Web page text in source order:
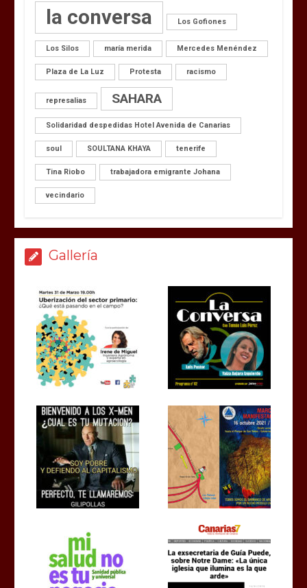
la conversa Los Gofiones
Los Silos maría merida Mercedes Menéndez
Plaza de La Luz Protesta racismo
represalias SAHARA
Solidaridad despedidas Hotel Avenida de Canarias
soul SOULTANA KHAYA tenerife
Tina Riobo trabajadora emigrante Johana
vecindario
Gallería